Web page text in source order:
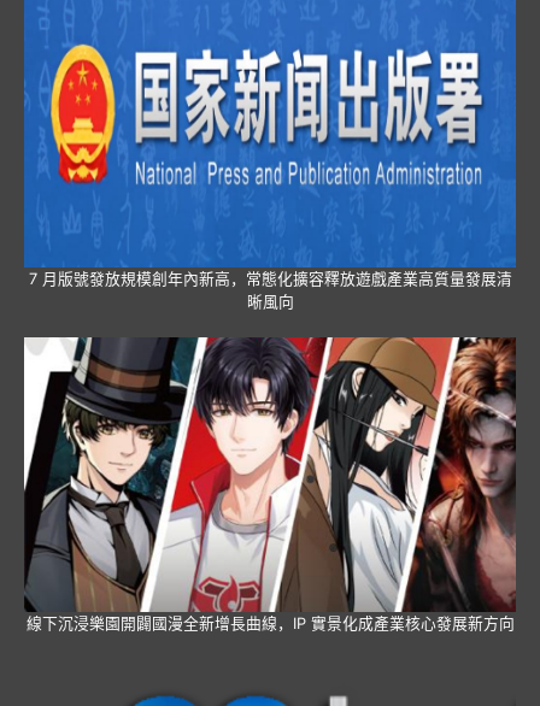
7 月版號發放規模創年內新高，常態化擴容釋放遊戲產業高質量發展清
晰風向
線下沉浸樂園開闢國漫全新增長曲線，IP 實景化成產業核心發展新方向